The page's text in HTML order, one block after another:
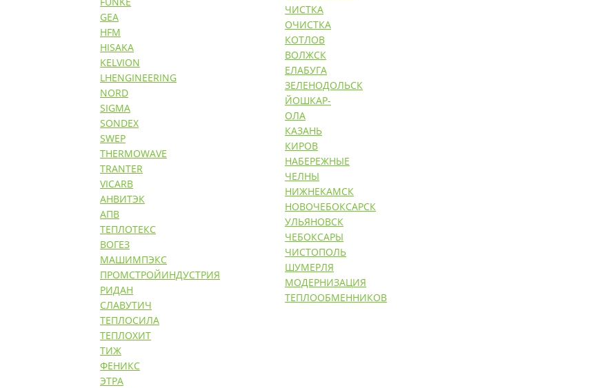
GEA
HFM
HISAKA
KELVION
LHENGINEERING
NORD
SIGMA
SONDEX
SWEP
THERMOWAVE
TRANTER
VICARB
АНВИТЭК
АПВ
ТЕПЛОТЕКС
ВОГЕЗ
МАШИМПЭКС
ПРОМСТРОЙИНДУСТРИЯ
РИДАН
СЛАВУТИЧ
ТЕПЛОСИЛА
ТЕПЛОХИТ
ТИЖ
ФЕНИКС
ЭТРА
ЧИСТКА
ОЧИСТКА
КОТЛОВ
ВОЛЖСК
ЕЛАБУГА
ЗЕЛЕНОДОЛЬСК
ЙОШКАР-
ОЛА
КАЗАНЬ
КИРОВ
НАБЕРЕЖНЫЕ
ЧЕЛНЫ
НИЖНЕКАМСК
НОВОЧЕБОКСАРСК
УЛЬЯНОВСК
ЧЕБОКСАРЫ
ЧИСТОПОЛЬ
ШУМЕРЛЯ
МОДЕРНИЗАЦИЯ
ТЕПЛООБМЕННИКОВ